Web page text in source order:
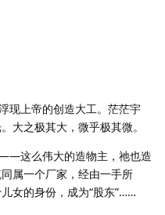
上帝的创造大工。茫茫宇
大之极其大，微乎极其微。
这么伟大的造物主，祂也造
属一个厂家，经由一手所
女的身份，成为“股东”……